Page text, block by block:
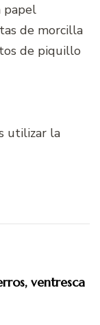
papel
de morcilla
de piquillo
utilizar la
ventresca